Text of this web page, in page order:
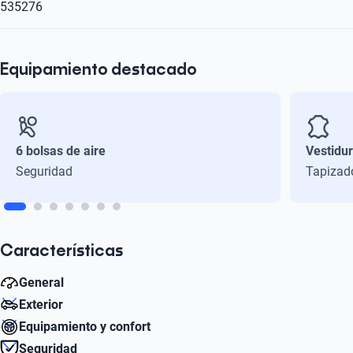
535276
Equipamiento destacado
6 bolsas de aire
Seguridad
Características
General
4
Cilindros
Exterior
Diámetro de Rin
Equipamiento y confort
Seguridad